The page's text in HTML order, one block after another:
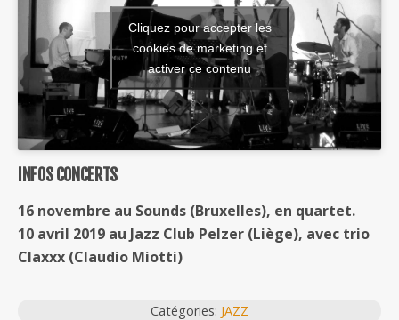
Cliquez pour accepter les
cookies de marketing et
activer ce contenu
INFOS CONCERTS
16 novembre au Sounds (Bruxelles), en quartet.
10 avril 2019 au Jazz Club Pelzer (Liège), avec trio
Claxxx (Claudio Miotti)
Catégories: JAZZ